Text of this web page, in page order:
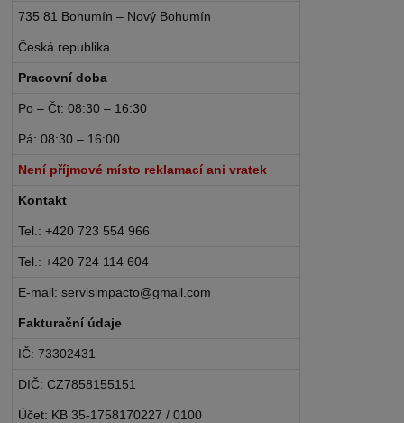
735 81 Bohumín – Nový Bohumín
Česká republika
Pracovní doba
Po – Čt: 08:30 – 16:30
Pá: 08:30 – 16:00
Není příjmové místo reklamací ani vratek
Kontakt
Tel.: +420 723 554 966
Tel.: +420 724 114 604
E-mail: servisimpacto@gmail.com
Fakturační údaje
IČ: 73302431
DIČ: CZ7858155151
Účet: KB 35-1758170227 / 0100